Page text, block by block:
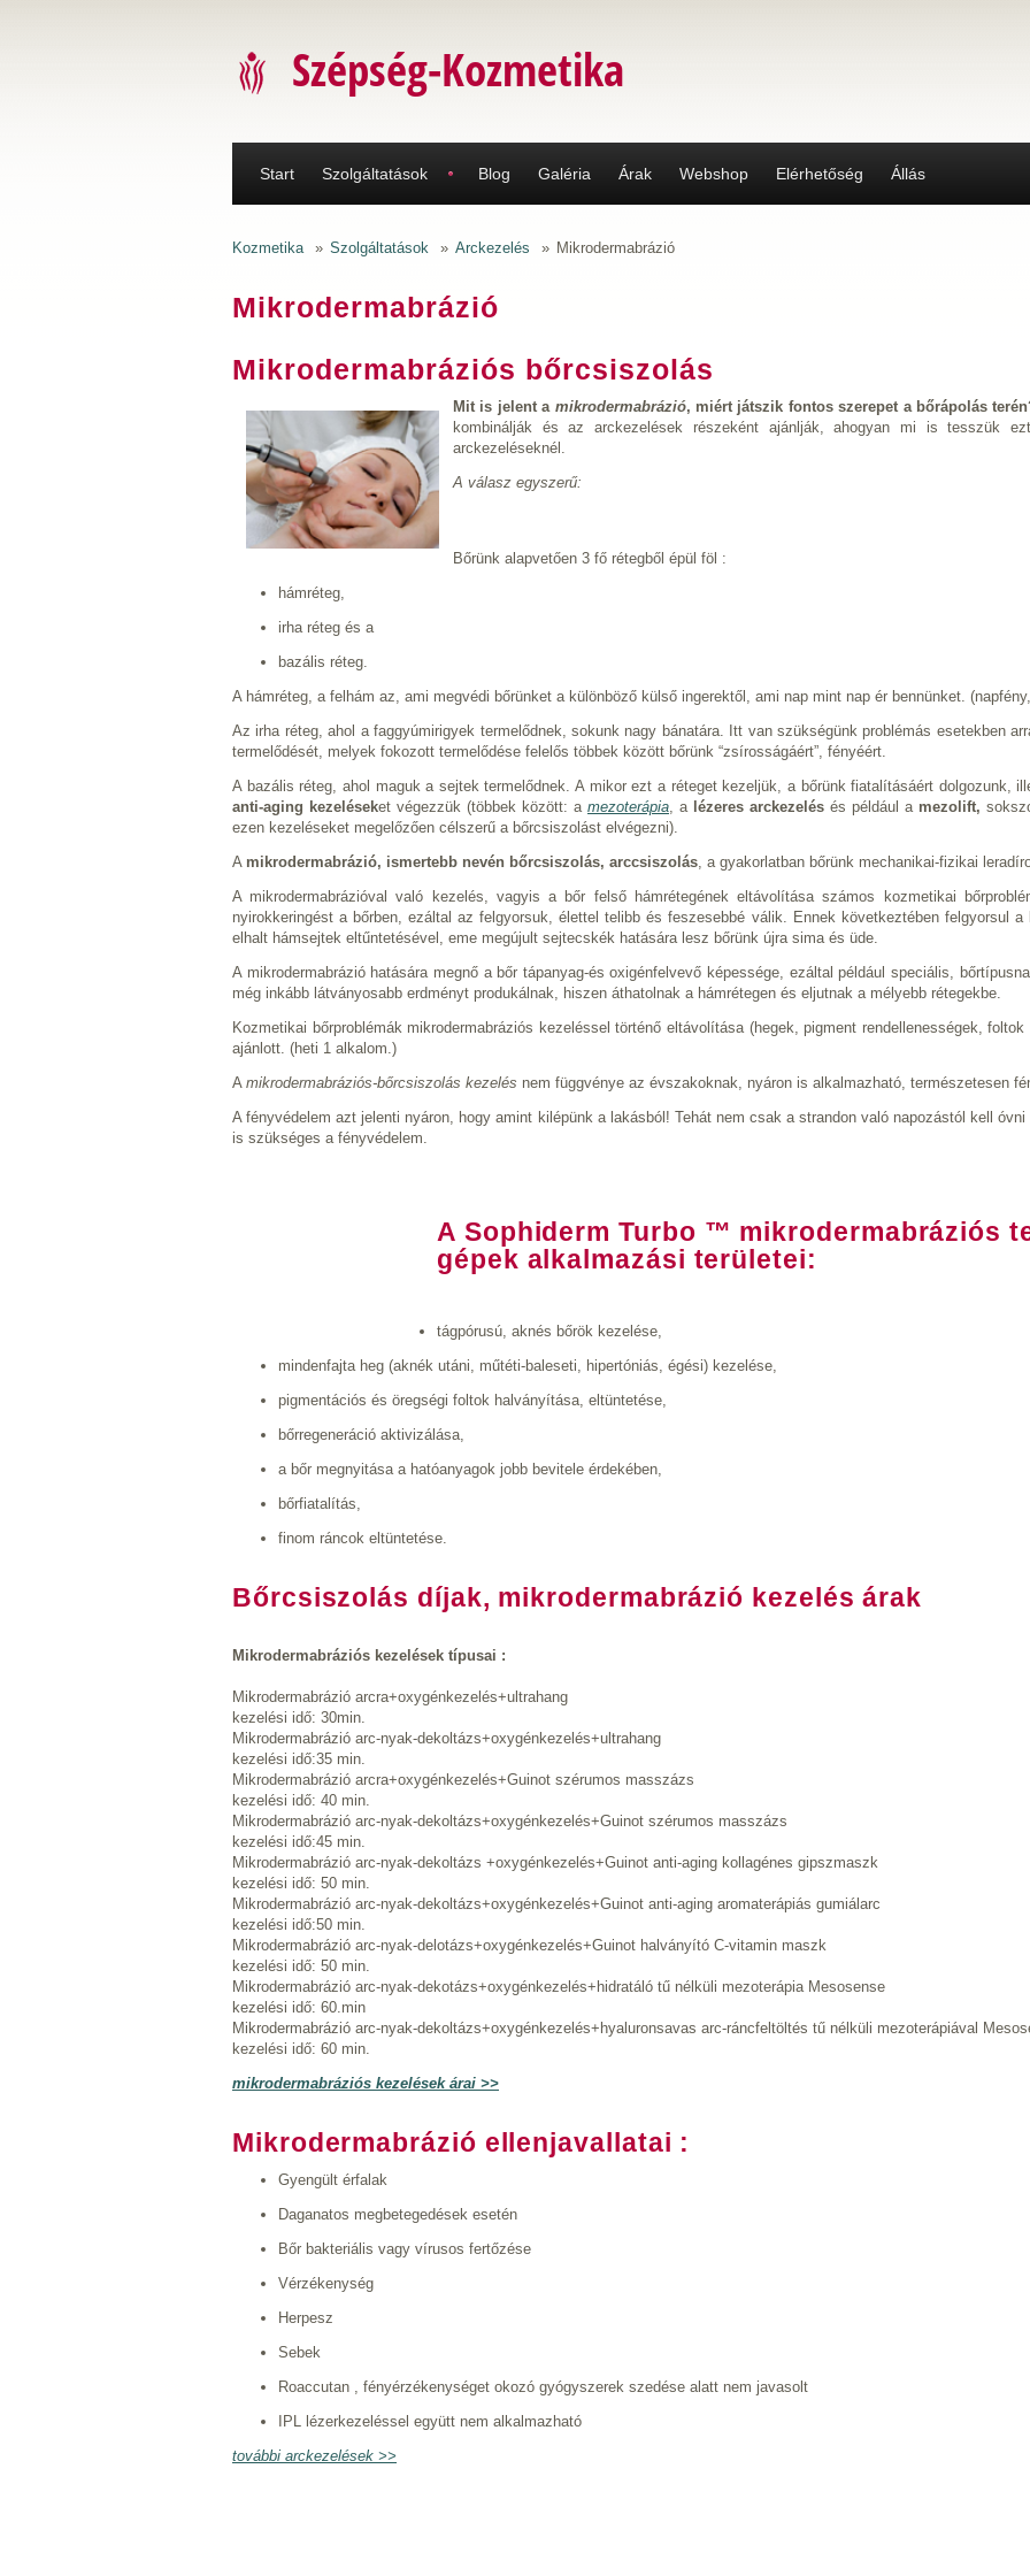
Szépség-Kozmetika
Start Szolgáltatások Blog Galéria Árak Webshop Elérhetőség Állás
Kozmetika » Szolgáltatások » Arckezelés » Mikrodermabrázió
Mikrodermabrázió
Mikrodermabráziós bőrcsiszolás
Mit is jelent a mikrodermabrázió, miért játszik fontos szerepet a bőrápolás
kombinálják és az arckezelések részeként ajánlják, ahogyan mi is tesszük
arckezeléseknél.
A válasz egyszerű:
Bőrünk alapvetően 3 fő rétegből épül föl :
hámréteg,
irha réteg és a
bazális réteg.
A hámréteg, a felhám az, ami megvédi bőrünket a különböző külső ingerektől, ami nap mint nap ér bennünket.
Az irha réteg, ahol a faggyúmirigyek termelődnek, sokunk nagy bánatára. Itt van szükségünk problémás esetekben
termelődését, melyek fokozott termelődése felelős többek között bőrünk “zsírosságáért”, fényéért.
A bazális réteg, ahol maguk a sejtek termelődnek. A mikor ezt a réteget kezeljük, a bőrünk fiatalításáért dolgozunk,
anti-aging kezeléseket végezzük (többek között: a mezoterápia, a lézeres arckezelés és például a mezolift,
ezen kezeléseket megelőzően célszerű a bőrcsiszolást elvégezni).
A mikrodermabrázió, ismertebb nevén bőrcsiszolás, arccsiszolás, a gyakorlatban bőrünk mechanikai-fizikai
A mikrodermabrázióval való kezelés, vagyis a bőr felső hámrétegének eltávolítása számos kozmetikai
nyirokkeringést a bőrben, ezáltal az felgyorsuk, élettel telibb és feszesebbé válik. Ennek következtében felgyorsul
elhalt hámsejtek eltűntetésével, eme megújult sejtecskék hatására lesz bőrünk újra sima és üde.
A mikrodermabrázió hatására megnő a bőr tápanyag-és oxigénfelvevő képessége, ezáltal például speciális,
még inkább látványosabb erdményt produkálnak, hiszen áthatolnak a hámrétegen és eljutnak a mélyebb rétegekbe.
Kozmetikai bőrproblémák mikrodermabráziós kezeléssel történő eltávolítása (hegek, pigment rendellenességek,
ajánlott. (heti 1 alkalom.)
A mikrodermabráziós-bőrcsiszolás kezelés nem függvénye az évszakoknak, nyáron is alkalmazható, természetesen
A fényvédelem azt jelenti nyáron, hogy amint kilépünk a lakásból! Tehát nem csak a strandon való napozástól kell
is szükséges a fényvédelem.
A Sophiderm Turbo ™ mikrodermabráziós
gépek alkalmazási területei:
tágpórusú, aknés bőrök kezelése,
mindenfajta heg (aknék utáni, műtéti-baleseti, hipertóniás, égési) kezelése,
pigmentációs és öregségi foltok halványítása, eltüntetése,
bőrregeneráció aktivizálása,
a bőr megnyitása a hatóanyagok jobb bevitele érdekében,
bőrfiatalítás,
finom ráncok eltüntetése.
Bőrcsiszolás díjak, mikrodermabrázió kezelés árak
Mikrodermabráziós kezelések típusai :
Mikrodermabrázió arcra+oxygénkezelés+ultrahang
kezelési idő: 30min.
Mikrodermabrázió arc-nyak-dekoltázs+oxygénkezelés+ultrahang
kezelési idő:35 min.
Mikrodermabrázió arcra+oxygénkezelés+Guinot szérumos masszázs
kezelési idő: 40 min.
Mikrodermabrázió arc-nyak-dekoltázs+oxygénkezelés+Guinot szérumos masszázs
kezelési idő:45 min.
Mikrodermabrázió arc-nyak-dekoltázs +oxygénkezelés+Guinot anti-aging kollagénes gipszmaszk
kezelési idő: 50 min.
Mikrodermabrázió arc-nyak-dekoltázs+oxygénkezelés+Guinot anti-aging aromaterápiás gumiálarc
kezelési idő:50 min.
Mikrodermabrázió arc-nyak-delotázs+oxygénkezelés+Guinot halványító C-vitamin maszk
kezelési idő: 50 min.
Mikrodermabrázió arc-nyak-dekotázs+oxygénkezelés+hidratáló tű nélküli mezoterápia Mesosense
kezelési idő: 60.min
Mikrodermabrázió arc-nyak-dekoltázs+oxygénkezelés+hyaluronsavas arc-ráncfeltöltés tű nélküli mezoterápiával
kezelési idő: 60 min.
mikrodermabráziós kezelések árai >>
Mikrodermabrázió ellenjavallatai :
Gyengült érfalak
Daganatos megbetegedések esetén
Bőr bakteriális vagy vírusos fertőzése
Vérzékenység
Herpesz
Sebek
Roaccutan , fényérzékenységet okozó gyógyszerek szedése alatt nem javasolt
IPL lézerkezeléssel együtt nem alkalmazható
további arckezelések >>